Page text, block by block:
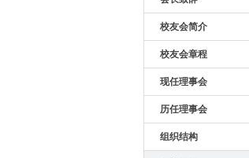
校友会简介
校友会章程
现任理事会
历任理事会
组织结构